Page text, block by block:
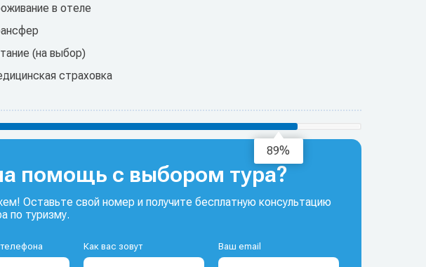
в отеле
(на выбор)
страховка
помощь с выбором тура?
Оставьте свой номер и получите бесплатную консультацию
по туризму.
Как вас зовут Ваш email